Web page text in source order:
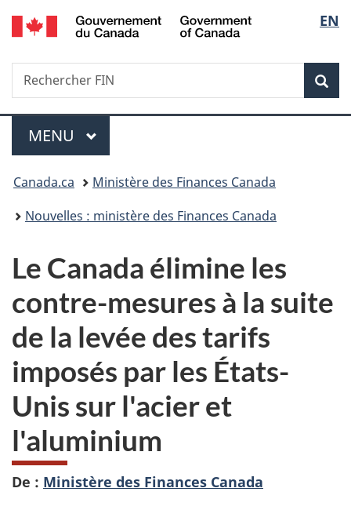
Passer
au
Passer
à
du
Passer
à
simplifiée
de
la
EN
Recherche
Rechercher
FIN
Menu
MENU PRINCIPAL
Vous
êtes
Canada.ca
Ministère des Finances Canada
Nouvelles : ministère des Finances Canada
Le Canada élimine les
contre-mesures à la suite
de la levée des tarifs
imposés par les États-
Unis sur l'acier et
l'aluminium
De : Ministère des Finances Canada